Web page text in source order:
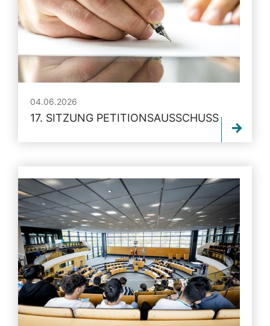
04.06.2026
17. SITZUNG PETITIONSAUSSCHUSS